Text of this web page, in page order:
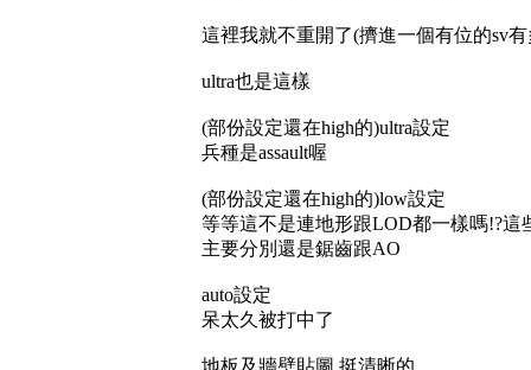
這裡我就不重開了(擠進一個有位的sv
ultra也是這樣
(部份設定還在high的)ultra設定
兵種是assault喔
(部份設定還在high的)low設定
等等這不是連地形跟LOD都一樣嗎!?這
主要分別還是鋸齒跟AO
auto設定
呆太久被打中了
地板及牆壁貼圖,挺清晰的